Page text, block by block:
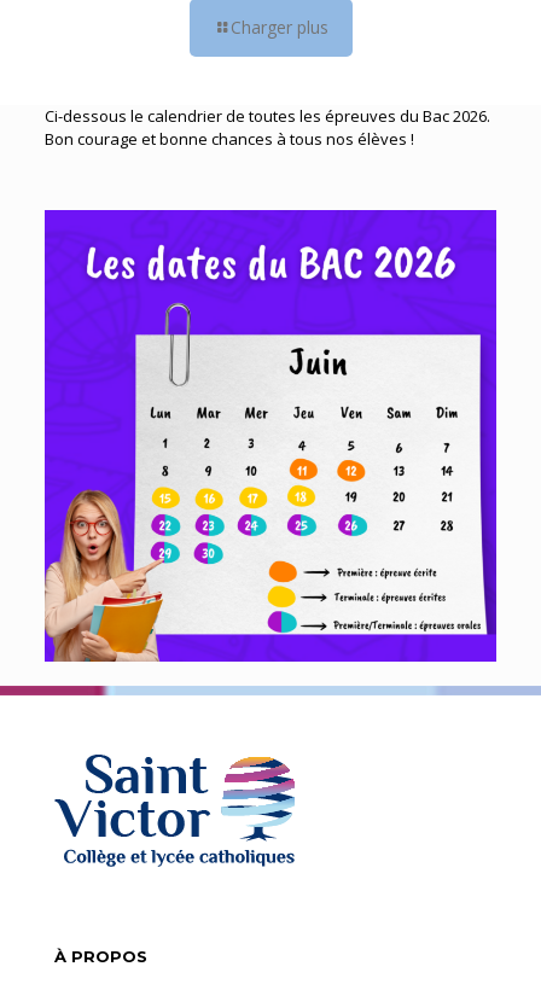
Charger plus
Ci-dessous le calendrier de toutes les épreuves du Bac 2026.
Bon courage et bonne chances à tous nos élèves !
À PROPOS